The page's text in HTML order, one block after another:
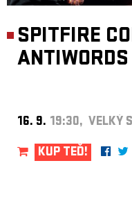
SPITFIRE
ANTIWORDS
16. 9. 19:30, VELKÝ
KUP TEĎ!